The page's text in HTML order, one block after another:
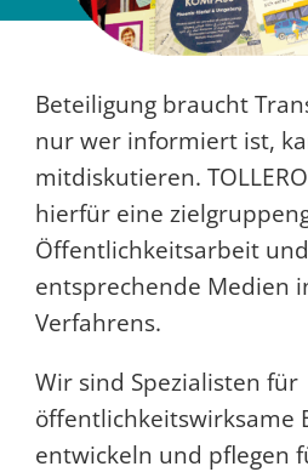
Beteiligung braucht
nur wer informiert ist,
mitdiskutieren.
hierfür eine
Öffentlichkeitsarbeit
entsprechende Medien
Verfahrens.
Wir sind Spezialisten für
öffentlichkeitswirksame
entwickeln und pflegen